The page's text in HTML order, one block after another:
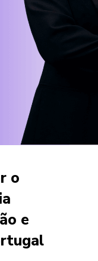
o
e